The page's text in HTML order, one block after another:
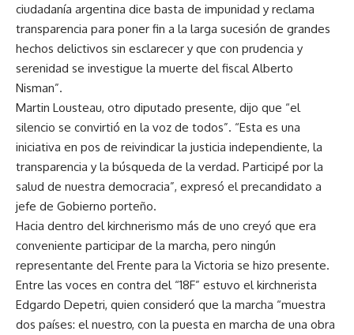
ciudadanía argentina dice basta de impunidad y reclama
transparencia para poner fin a la larga sucesión de grandes
hechos delictivos sin esclarecer y que con prudencia y
serenidad se investigue la muerte del fiscal Alberto
Nisman”.
Martin Lousteau, otro diputado presente, dijo que “el
silencio se convirtió en la voz de todos”. “Esta es una
iniciativa en pos de reivindicar la justicia independiente, la
transparencia y la búsqueda de la verdad. Participé por la
salud de nuestra democracia”, expresó el precandidato a
jefe de Gobierno porteño.
Hacia dentro del kirchnerismo más de uno creyó que era
conveniente participar de la marcha, pero ningún
representante del Frente para la Victoria se hizo presente.
Entre las voces en contra del “18F” estuvo el kirchnerista
Edgardo Depetri, quien consideró que la marcha “muestra
dos países: el nuestro, con la puesta en marcha de una obra